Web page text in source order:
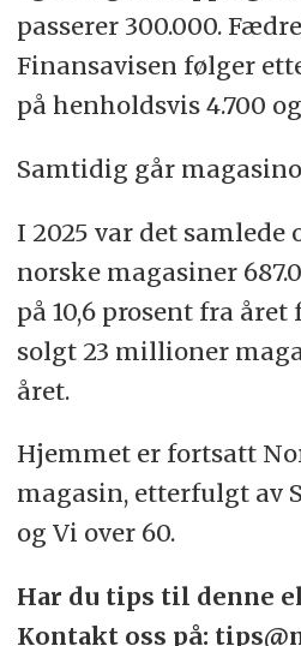
passerer 300.000.
Finansavisen følger
på henholdsvis 4.700
Samtidig går
I 2025 var det samlede
norske magasiner
på 10,6 prosent fra
solgt 23 millioner
året.
Hjemmet er fortsatt
magasin, etterfulgt av
og Vi over 60.
Har du tips til denne
Kontakt oss på: